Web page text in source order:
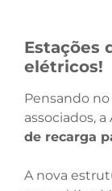
Estações
elétricos!
Pensando
associados,
de recarga
A nova